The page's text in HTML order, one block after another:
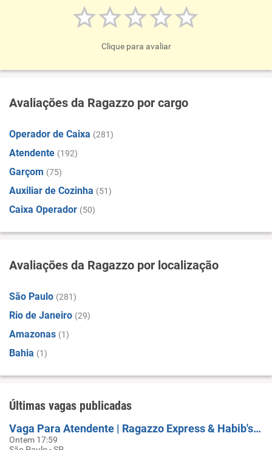
Clique para avaliar
Avaliações da Ragazzo por cargo
Operador de Caixa (281)
Atendente (192)
Garçom (75)
Auxiliar de Cozinha (51)
Caixa Operador (50)
Avaliações da Ragazzo por localização
São Paulo (281)
Rio de Janeiro (29)
Amazonas (1)
Bahia (1)
Últimas vagas publicadas
Vaga Para Atendente | Ragazzo Express & Habib's | Rafael De Barros
Ontem 17:59